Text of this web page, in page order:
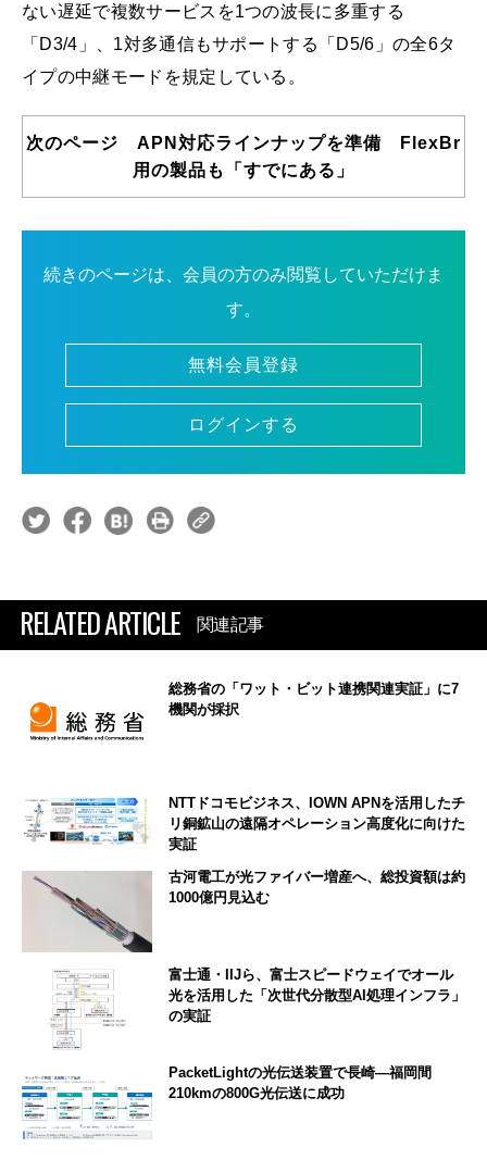
ない遅延で複数サービスを1つの波長に多重する
「D3/4」、1対多通信もサポートする「D5/6」の全6タ
イプの中継モードを規定している。
次のページ APN対応ラインナップを準備 FlexBr
用の製品も「すでにある」
続きのページは、会員の方のみ閲覧していただけま
す。
無料会員登録
ログインする
RELATED ARTICLE 関連記事
総務省の「ワット・ビット連携関連実証」に7
機関が採択
NTTドコモビジネス、IOWN APNを活用したチ
リ銅鉱山の遠隔オペレーション高度化に向けた
実証
古河電工が光ファイバー増産へ、総投資額は約
1000億円見込む
富士通・IIJら、富士スピードウェイでオール
光を活用した「次世代分散型AI処理インフラ」
の実証
PacketLightの光伝送装置で長崎―福岡間
210kmの800G光伝送に成功